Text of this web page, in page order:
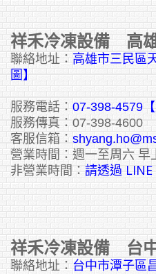
祥禾冷凍設備 高
聯絡地址： 高雄市三民區
圖】
服務電話： 07-398-4579
服務傳真：07-398-4600
客服信箱：
營業時間：週一至周六 早
非營業時間： 請透過
祥禾冷凍設備 台
聯絡地址： 台中市潭子區